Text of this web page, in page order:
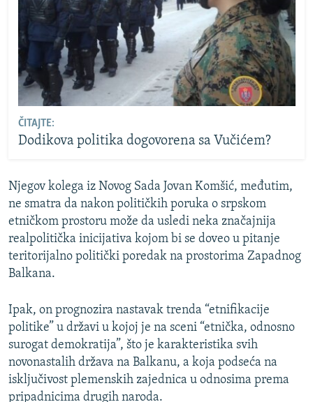
ČITAJTE:
Dodikova politika dogovorena sa Vučićem?
Njegov kolega iz Novog Sada Jovan Komšić, međutim,
ne smatra da nakon političkih poruka o srpskom
etničkom prostoru može da usledi neka značajnija
realpolitička inicijativa kojom bi se doveo u pitanje
teritorijalno politički poredak na prostorima Zapadnog
Balkana.
Ipak, on prognozira nastavak trenda “etnifikacije
politike” u državi u kojoj je na sceni “etnička, odnosno
surogat demokratija”, što je karakteristika svih
novonastalih država na Balkanu, a koja podseća na
isključivost plemenskih zajednica u odnosima prema
pripadnicima drugih naroda.